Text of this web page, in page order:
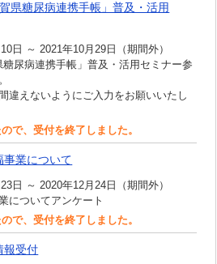
県糖尿病連携手帳」普及・活用
日 ～ 2021年10月29日（期間外）
尿病連携手帳」普及・活用セミナー参
違えないようにご入力をお願いいたし
で、受付を終了しました。
事業について
日 ～ 2020年12月24日（期間外）
についてアンケート
で、受付を終了しました。
報受付